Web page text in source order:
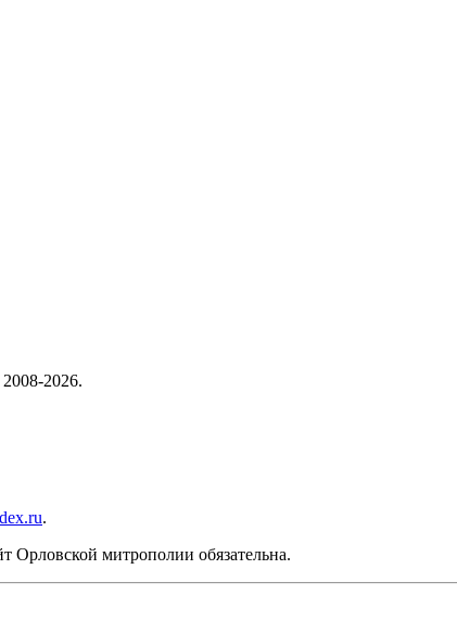
2008-2026.
.
Орловской митрополии обязательна.